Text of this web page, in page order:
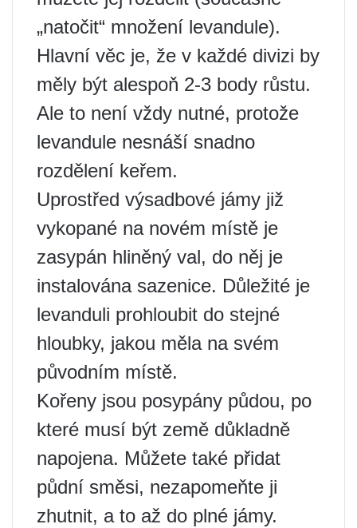
„natočit“ množení levandule).
Hlavní věc je, že v každé divizi by
měly být alespoň 2-3 body růstu.
Ale to není vždy nutné, protože
levandule nesnáší snadno
rozdělení keřem.
Uprostřed výsadbové jámy již
vykopané na novém místě je
zasypán hliněný val, do něj je
instalována sazenice. Důležité je
levanduli prohloubit do stejné
hloubky, jakou měla na svém
původním místě.
Kořeny jsou posypány půdou, po
které musí být země důkladně
napojena. Můžete také přidat
půdní směsi, nezapomeňte ji
zhutnit, a to až do plné jámy.